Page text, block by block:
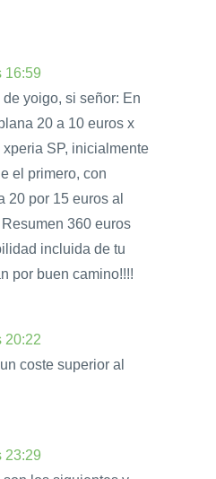
16:59
yoigo, si señor: En
20 a 10 euros x
SP, inicialmente
el primero, con
20 por 15 euros al
360 euros
incluida de tu
por buen camino!!!!
20:22
coste superior al
23:29